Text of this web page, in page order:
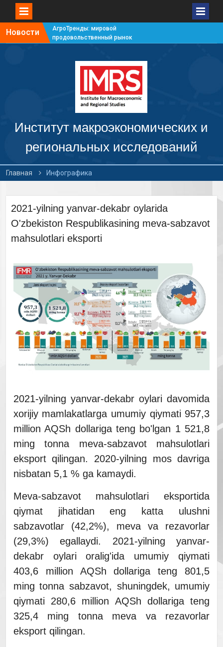
Новости
АгроТренды: мировой
продовольственный рынок
продовольственный рынок
АгроТренды: мировой
продовольственный рынок
АгроТренды: мировой
#4
Институт макроэкономических и
региональных исследований
Главная Инфографика
2021-yilning yanvar-dekabr oylarida
O'zbekiston Respublikasining meva-sabzavot
mahsulotlari eksporti
2021-yilning yanvar-dekabr oylari davomida
xorijiy mamlakatlarga umumiy qiymati 957,3
million AQSh dollariga teng bo'lgan 1 521,8
ming tonna meva-sabzavot mahsulotlari
eksport qilingan. 2020-yilning mos davriga
nisbatan 5,1 % ga kamaydi.
Meva-sabzavot mahsulotlari eksportida
qiymat jihatidan eng katta ulushni
sabzavotlar (42,2%), meva va rezavorlar
(29,3%) egallaydi. 2021-yilning yanvar-
dekabr oylari oralig'ida umumiy qiymati
403,6 million AQSh dollariga teng 801,5
ming tonna sabzavot, shuningdek, umumiy
qiymati 280,6 million AQSh dollariga teng
325,4 ming tonna meva va rezavorlar
eksport qilingan.